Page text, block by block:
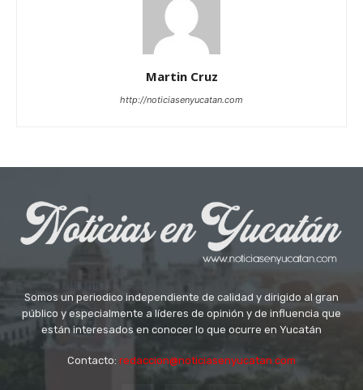
Martin Cruz
http://noticiasenyucatan.com
Somos un periodico independiente de calidad y dirigido al gran
público y especialmente a líderes de opinión y de influencia que
están interesados en conocer lo que ocurre en Yucatán
Contacto: redaccion@noticiasenyucatan.com